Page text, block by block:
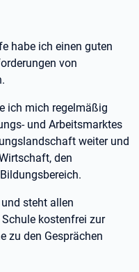
habe ich einen guten
von
ich mich regelmäßig
und Arbeitsmarktes
weiter und
den
steht allen
kostenfrei zur
zu den Gesprächen